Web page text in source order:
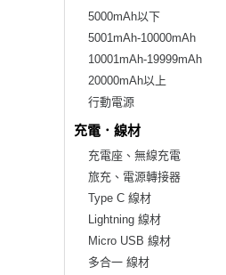
5000mAh以下
5001mAh-10000mAh
10001mAh-19999mAh
20000mAh以上
行動電源
充電．線材
充電座、無線充電
旅充、電源轉接器
Type C 線材
Lightning 線材
Micro USB 線材
多合一 線材